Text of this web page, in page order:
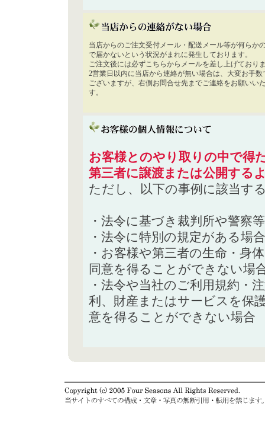
当店からのご注文受付メール・配送メール等が何らか
で届かないという状況がまれに発生しております。
ご注文後には必ずこちらからメールを差し上げており
2営業日以内に当店から連絡が無い場合は、大変お手数
ございますが、右側お問合せ先までご連絡をお願いい
す。
お客様とのやり取りの中で得
第三者に譲渡または公開する
ただし、以下の事例に該当す
・法令に基づき裁判所や警察
・法令に特別の規定がある場合
・お客様や第三者の生命・身
同意を得ることができない場
・法令や当社のご利用規約・
利、財産またはサービスを保
意を得ることができない場合